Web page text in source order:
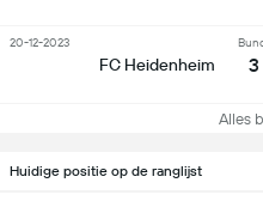
Huidige positie op de ranglijst
FC Heidenheim 3
20-12-2023
Alles